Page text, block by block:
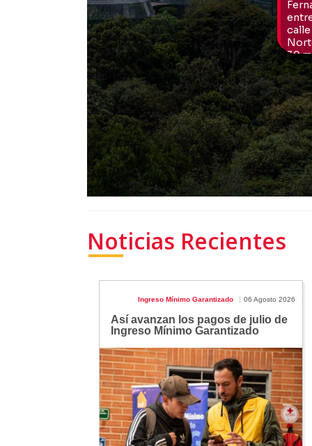
Noticias Recientes
Ingreso Mínimo Garantizado 06 Agosto 2026
Así avanzan los pagos de julio de
Ingreso Mínimo Garantizado